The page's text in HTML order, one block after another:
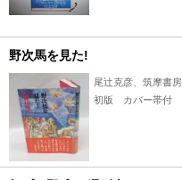
野次馬を見た!
尾辻克彦、筑摩書
初版 カバー帯付